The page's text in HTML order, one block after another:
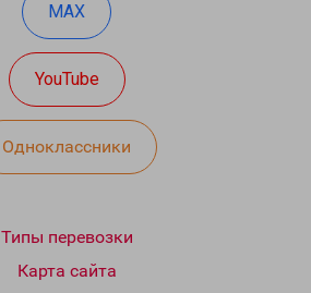
MAX
YouTube
Одноклассники
Типы перевозки
Карта сайта